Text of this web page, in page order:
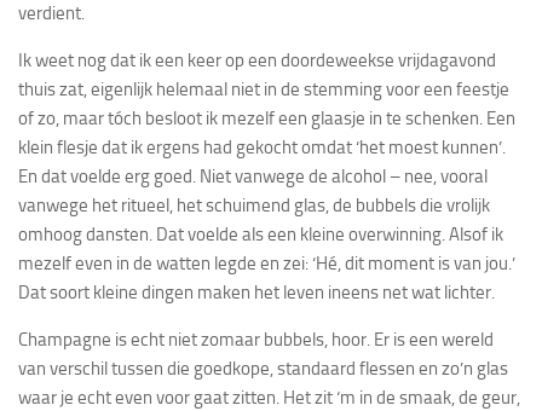
verdient.
Ik weet nog dat ik een keer op een doordeweekse vrijdagavond
thuis zat, eigenlijk helemaal niet in de stemming voor een feestje
of zo, maar tóch besloot ik mezelf een glaasje in te schenken. Een
klein flesje dat ik ergens had gekocht omdat ‘het moest kunnen’.
En dat voelde erg goed. Niet vanwege de alcohol – nee, vooral
vanwege het ritueel, het schuimend glas, de bubbels die vrolijk
omhoog dansten. Dat voelde als een kleine overwinning. Alsof ik
mezelf even in de watten legde en zei: ‘Hé, dit moment is van jou.’
Dat soort kleine dingen maken het leven ineens net wat lichter.
Champagne is echt niet zomaar bubbels, hoor. Er is een wereld
van verschil tussen die goedkope, standaard flessen en zo’n glas
waar je echt even voor gaat zitten. Het zit ‘m in de smaak, de geur,